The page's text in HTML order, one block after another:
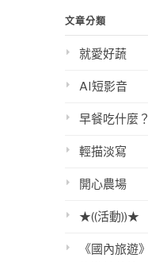
文章分類
就愛好蔬
AI短影音
早餐吃什麼？
輕描淡寫
開心農場
★((活動))★
《國內旅遊》